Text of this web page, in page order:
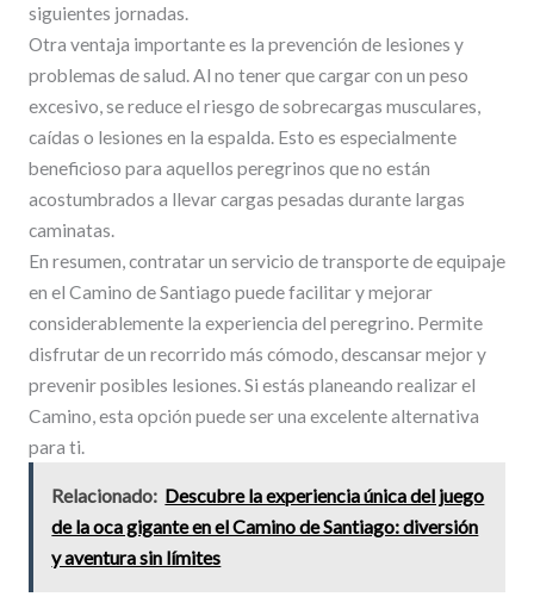
siguientes jornadas.
Otra ventaja importante es la prevención de lesiones y
problemas de salud. Al no tener que cargar con un peso
excesivo, se reduce el riesgo de sobrecargas musculares,
caídas o lesiones en la espalda. Esto es especialmente
beneficioso para aquellos peregrinos que no están
acostumbrados a llevar cargas pesadas durante largas
caminatas.
En resumen, contratar un servicio de transporte de equipaje
en el Camino de Santiago puede facilitar y mejorar
considerablemente la experiencia del peregrino. Permite
disfrutar de un recorrido más cómodo, descansar mejor y
prevenir posibles lesiones. Si estás planeando realizar el
Camino, esta opción puede ser una excelente alternativa
para ti.
Relacionado: Descubre la experiencia única del juego
de la oca gigante en el Camino de Santiago: diversión
y aventura sin límites